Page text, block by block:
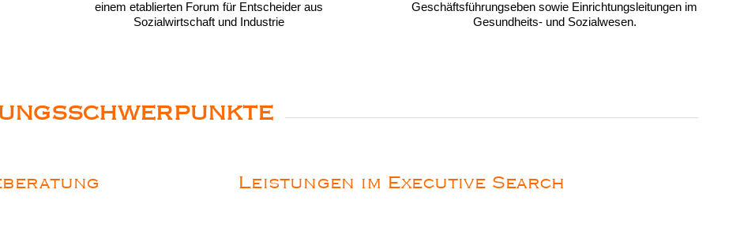
einem etablierten Forum für Entscheider aus
Sozialwirtschaft und Industrie
Geschäftsführungseben sowie Einrichtungsleitungen im
Gesundheits- und Sozialwesen.
Leistungen im Executive Search